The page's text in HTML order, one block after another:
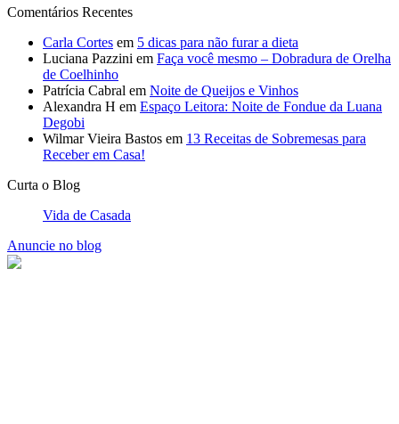
Comentários Recentes
Carla Cortes em 5 dicas para não furar a dieta
Luciana Pazzini em Faça você mesmo – Dobradura de Orelha
de Coelhinho
Patrícia Cabral emNoite de Queijos e Vinhos
Alexandra H em Espaço Leitora: Noite de Fondue da Luana
Degobi
Wilmar Vieira Bastos em 13 Receitas de Sobremesas para
Receber em Casa!
Curta o Blog
Vida de Casada
Anuncie no blog